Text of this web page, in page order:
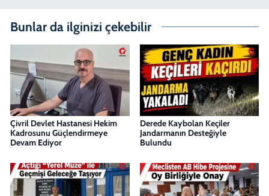
Bunlar da ilginizi çekebilir
Çivril Devlet Hastanesi Hekim
Kadrosunu Güçlendirmeye
Devam Ediyor
Derede Kaybolan Keçiler
Jandarmanın Desteğiyle
Bulundu